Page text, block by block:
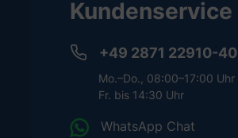
Kundenservice
+49 2871 22910-40
Mo.–Do., 08:00–17:00 Uhr
Fr. bis 14:30 Uhr
WhatsApp Chat